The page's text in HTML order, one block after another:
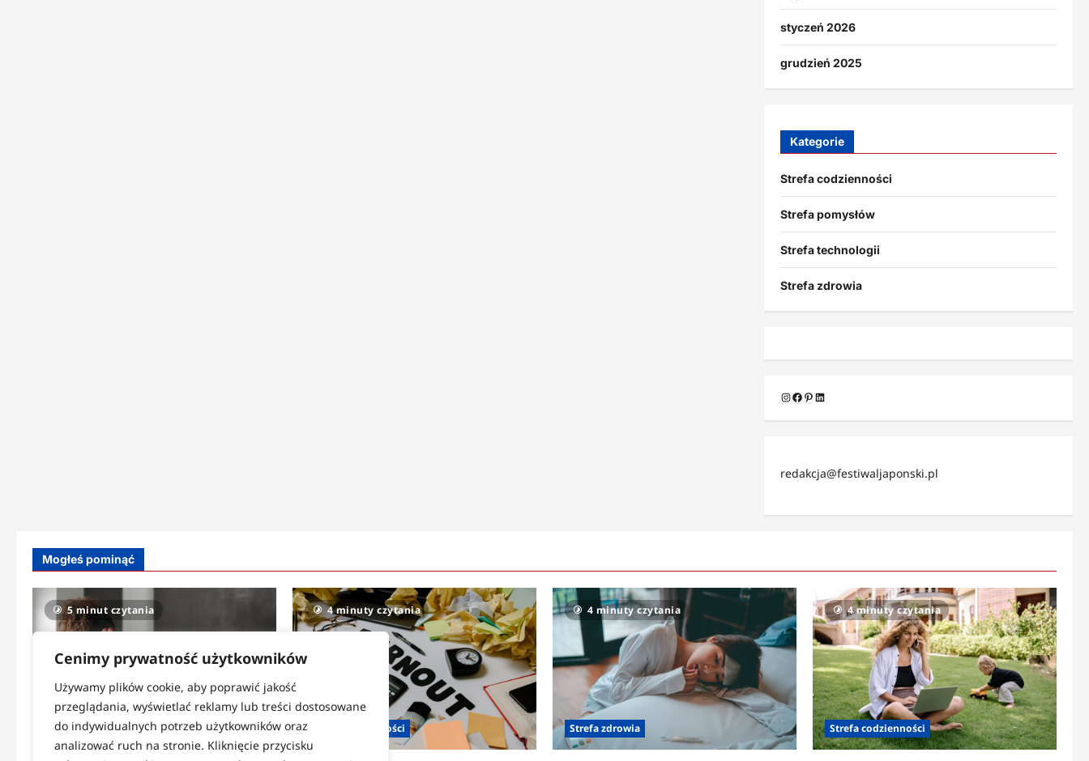
Cenimy prywatność użytkowników
Używamy plików cookie, aby poprawić jakość
przeglądania, wyświetlać reklamy lub treści dostosowane
do indywidualnych potrzeb użytkowników oraz
analizować ruch na stronie. Kliknięcie przycisku
styczeń 2026
grudzień 2025
Kategorie
Strefa codzienności
Strefa pomysłów
Strefa technologii
Strefa zdrowia
Instagram
Facebook
Pinterest
LinkedIn
redakcja@festiwaljaponski.pl
Mogłeś pominąć
5 minut czytania
Strefa zdrowia
4 minuty czytania
Strefa codzienności
4 minuty czytania
Strefa zdrowia
4 minuty czytania
Strefa codzienności